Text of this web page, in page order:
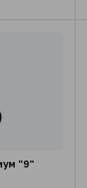
"9"